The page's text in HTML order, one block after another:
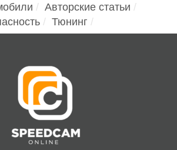
Авторские статьи
Тюнинг
водителю